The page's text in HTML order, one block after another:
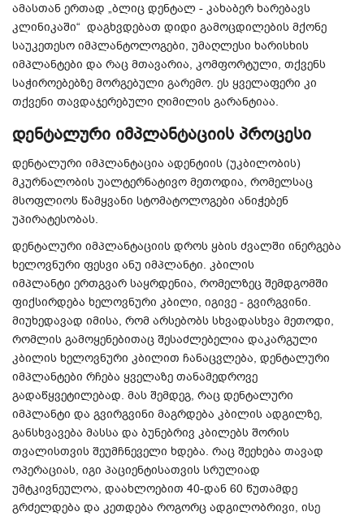
ამასთან ერთად „ბლიც დენტალ - კახაბერ ხარებავს
კლინიკაში“ დაგხვდებათ დიდი გამოცდილების მქონე
საუკეთესო იმპლანტოლოგები, უმაღლესი ხარისხის
იმპლანტები და რაც მთავარია, კომფორტული, თქვენს
საჭიროებებზე მორგებული გარემო. ეს ყველაფერი კი
თქვენი თავდაჯერებული ღიმილის გარანტიაა.
დენტალური იმპლანტაციის პროცესი
დენტალური იმპლანტაცია ადენტიის (უკბილობის)
მკურნალობის უალტერნატივო მეთოდია, რომელსაც
მსოფლიოს წამყვანი სტომატოლოგები ანიჭებენ
უპირატესობას.
დენტალური იმპლანტაციის დროს ყბის ძვალში ინერგება
ხელოვნური ფესვი ანუ იმპლანტი. კბილის
იმპლანტი ერთგვარ საყრდენია, რომელზეც შემდგომში
ფიქსირდება ხელოვნური კბილი, იგივე - გვირგვინი.
მიუხედავად იმისა, რომ არსებობს სხვადასხვა მეთოდი,
რომლის გამოყენებითაც შესაძლებელია დაკარგული
კბილის ხელოვნური კბილით ჩანაცვლება, დენტალური
იმპლანტები რჩება ყველაზე თანამედროვე
გადაწყვეტილებად. მას შემდეგ, რაც დენტალური
იმპლანტი და გვირგვინი მაგრდება კბილის ადგილზე,
განსხვავება მასსა და ბუნებრივ კბილებს შორის
თვალისთვის შეუმჩნეველი ხდება. რაც შეეხება თავად
ოპერაციას, იგი პაციენტისათვის სრულიად
უმტკივნეულოა, დაახლოებით 40-დან 60 წუთამდე
გრძელდება და კეთდება როგორც ადგილობრივი, ისე